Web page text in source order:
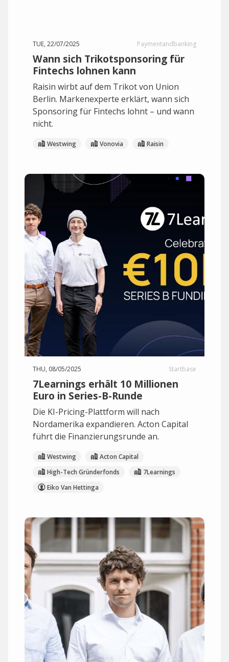
TUE, 22/07/2025 Paymentandbanking
Wann sich Trikotsponsoring für
Fintechs lohnen kann
Raisin wirbt auf dem Trikot von Union
Berlin. Markenexperte erklärt, wann sich
Sponsoring für Fintechs lohnt – und wann
nicht.
Westwing Vonovia Raisin
THU, 08/05/2025 Startbase
7Learnings erhält 10 Millionen
Euro in Series-B-Runde
Die KI-Pricing-Plattform will nach
Nordamerika expandieren. Acton Capital
führt die Finanzierungsrunde an.
Westwing
Acton Capital
High-Tech Gründerfonds
7Learnings
Eiko Van Hettinga